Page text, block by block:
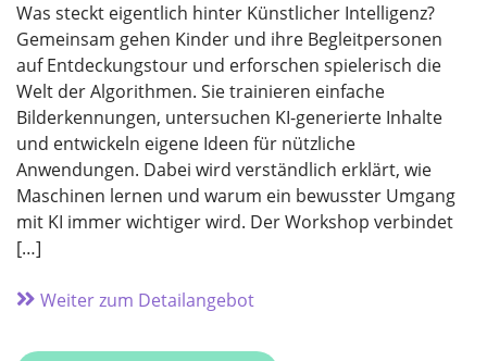
Was steckt eigentlich hinter Künstlicher Intelligenz?
Gemeinsam gehen Kinder und ihre Begleitpersonen
auf Entdeckungstour und erforschen spielerisch die
Welt der Algorithmen. Sie trainieren einfache
Bilderkennungen, untersuchen KI-generierte Inhalte
und entwickeln eigene Ideen für nützliche
Anwendungen. Dabei wird verständlich erklärt, wie
Maschinen lernen und warum ein bewusster Umgang
mit KI immer wichtiger wird. Der Workshop verbindet
[…]
Weiter zum Detailangebot